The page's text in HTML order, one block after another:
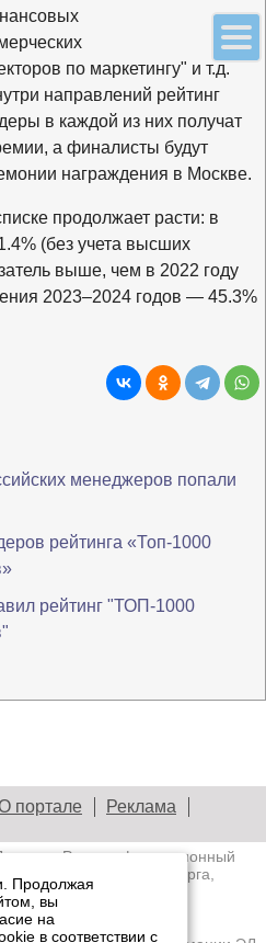
по маркетингу" и т.д.
направлений рейтинг
в каждой из них получат
а финалисты будут
награждения в Москве.
продолжает расти: в
(без учета высших
выше, чем в 2022 году
2023–2024 годов — 45.3%
менеджеров попали
рейтинга «Топ-1000
рейтинг "ТОП-1000
портале
Реклама
— информационный
Санкт-Петербурга,
региона.
сайта.
Продолжая
вы
на
в соответствии с